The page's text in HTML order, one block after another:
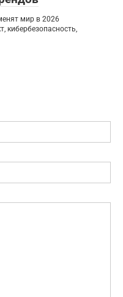
мир в 2026
кибербезопасность,